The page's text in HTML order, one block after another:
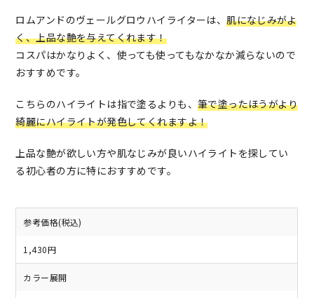
ロムアンドのヴェールグロウハイライターは、肌になじみがよ
く、上品な艶を与えてくれます！
コスパはかなりよく、使っても使ってもなかなか減らないので
おすすめです。
こちらのハイライトは指で塗るよりも、 筆で塗ったほうがより
綺麗にハイライトが発色してくれますよ！
上品な艶が欲しい方や肌なじみが良いハイライトを探してい
る初心者の方に特におすすめです。
参考価格(税込)
1,430円
カラー展開